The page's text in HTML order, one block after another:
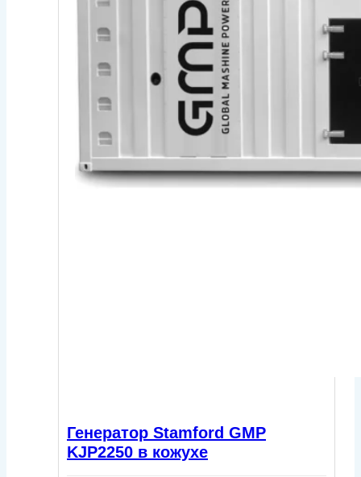
Генератор Stamford GMP
KJP2250 в кожухе